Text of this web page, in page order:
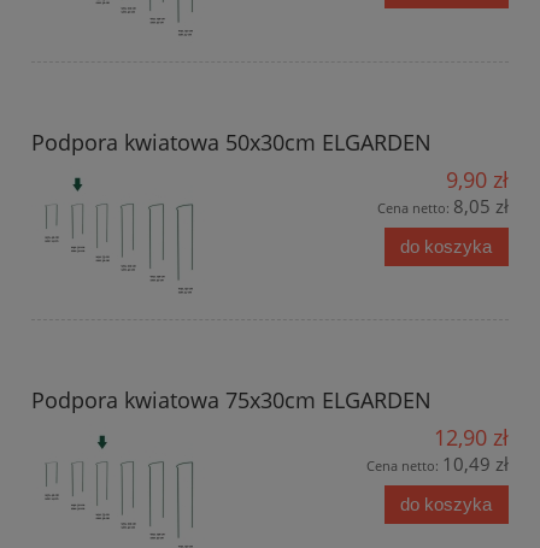
Podpora kwiatowa 50x30cm ELGARDEN
9,90 zł
Cena netto: 8,05 zł
do koszyka
Podpora kwiatowa 75x30cm ELGARDEN
12,90 zł
Cena netto: 10,49 zł
do koszyka